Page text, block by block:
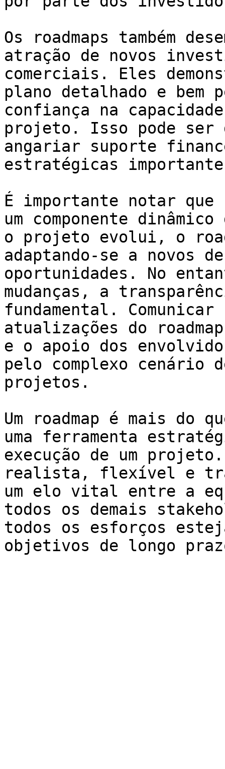
Os roadmaps também
atração de novos
comerciais. Eles
plano detalhado e bem
confiança na
projeto. Isso pode ser
angariar suporte
estratégicas
É importante notar que
um componente
o projeto evolui, o
adaptando-se a novos
oportunidades. No
mudanças, a
fundamental.
atualizações do
e o apoio dos
pelo complexo cenário
projetos.
Um roadmap é mais do
uma ferramenta
execução de um
realista, flexível e
um elo vital entre a
todos os demais
todos os esforços